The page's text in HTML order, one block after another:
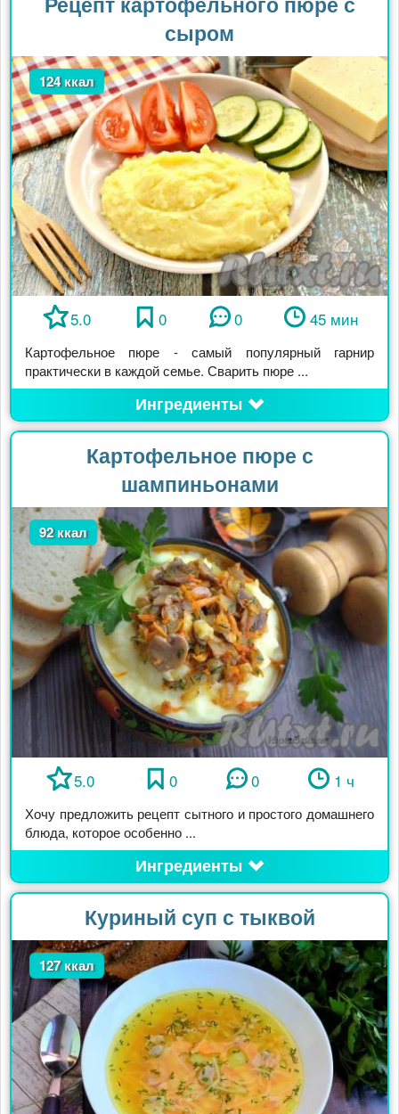
сыром
124 ккал
5.0 0 0 45 мин
Картофельное пюре - самый популярный гарнир
практически в каждой семье. Сварить пюре ...
Ингредиенты
Картофельное пюре с
шампиньонами
92 ккал
5.0 0 0 1 ч
Хочу предложить рецепт сытного и простого домашнего
блюда, которое особенно ...
Ингредиенты
Куриный суп с тыквой
127 ккал